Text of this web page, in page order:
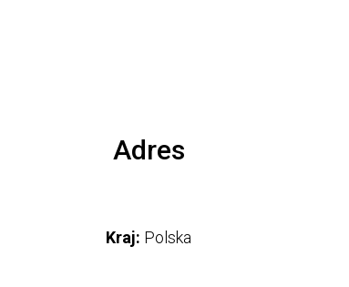
Adres
Kraj: Polska